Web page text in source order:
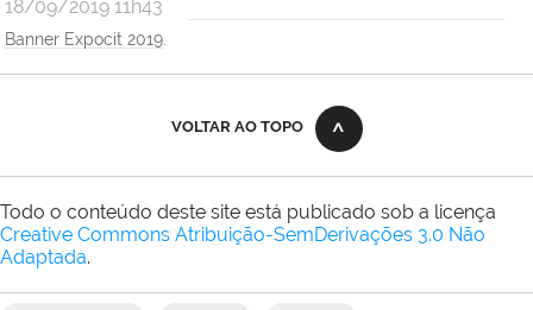
18/09/2019 11h43
Banner Expocit 2019.
VOLTAR AO TOPO
Todo o conteúdo deste site está publicado sob a licença
Creative Commons Atribuição-SemDerivações 3.0 Não
Adaptada.